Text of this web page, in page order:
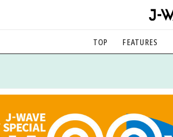
TOP FEATURES